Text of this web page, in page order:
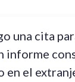
una cita
informe
en el